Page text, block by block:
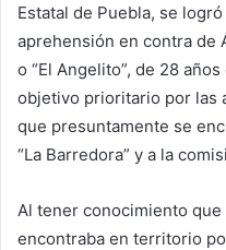
Estatal de Puebla, se
aprehensión en contra de
o “El Angelito”, de 28
objetivo prioritario por las
que presuntamente se
“La Barredora” y a la
Al tener conocimiento
encontraba en territorio